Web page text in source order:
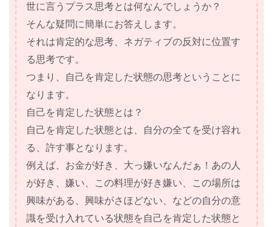
世に言うプラス思考とは何なんでしょうか？
そんな疑問に簡単にお答えします。
それは肯定的な思考、ネガティブの反対に位置す
る思考です。
つまり、自己を肯定した状態の思考ということに
なります。
自己を肯定した状態とは？
自己を肯定した状態とは、自分の全てを受け容れ
る、許す事となります。
例えば、お金が好き、大っ嫌いなんだぁ！あの人
が好き、嫌い、この料理が好き嫌い、この場所は
興味がある、興味がさほどない、などの自分の意
識を受け入れている状態を自己を肯定した状態と